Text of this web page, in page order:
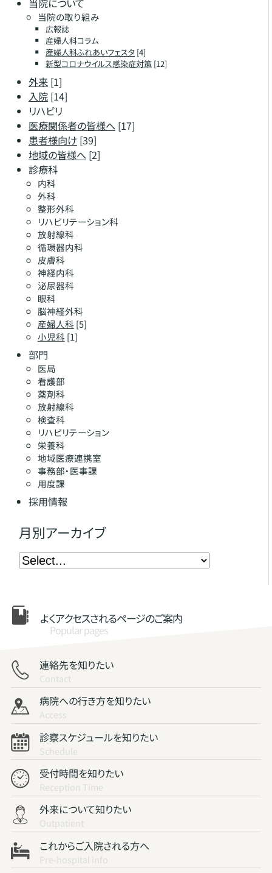
当院について
当院の取り組み
広報誌
産婦人科コラム
産婦人科ふれあいフェスタ[4]
新型コロナウイルス感染症対策[12]
外来[1]
入院[14]
リハビリ
医療関係者の皆様へ[17]
患者様向け [39]
地域の皆様へ[2]
診療科
内科
外科
整形外科
リハビリテーション科
放射線科
循環器内科
皮膚科
神経内科
泌尿器科
眼科
脳神経外科
産婦人科 [5]
小児科 [1]
部門
医局
看護部
薬剤科
放射線科
検査科
リハビリテーション
栄養科
地域医療連携室
事務部・医事課
用度課
採用情報
月別アーカイブ
よくアクセスされるページのご案内
Popular pages
連絡先を知りたい
Contact
病院への行き方を知りたい
Access
診察スケジュールを知りたい
Schedule
受付時間を知りたい
Reception Time
外来について知りたい
Outpatient
これからご入院される方へ
Pre-hospital info